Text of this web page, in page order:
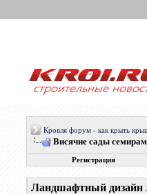
Кровля форум - как крыть
Висячие сады
Регистрация
Ландшафтный дизайн